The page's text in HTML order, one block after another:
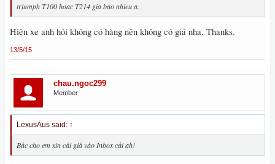
triumph T100 hoac T214 gia bao nhieu a.
Hiện xe anh hỏi không có hàng nên không có giá nha. Thanks.
13/5/15
chau.ngoc299
Member
LexusAus said: ↑
Bác cho em xin cái giá vào Inbox cái ạh!